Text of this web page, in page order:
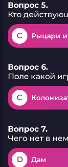
Вопрос 5.
Кто
C Рыцари
Вопрос 6.
Поле какой
C
Вопрос 7.
Чего нет в
D Дам